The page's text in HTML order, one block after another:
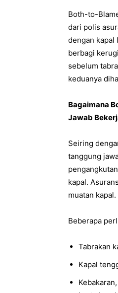
Both-to-
dari polis
dengan kapal
berbagi
sebelum
keduanya
Bagaimana
Jawab
Seiring
tanggung
kapal.
muatan kapal.
Beberapa
Tabrakan
Kapal